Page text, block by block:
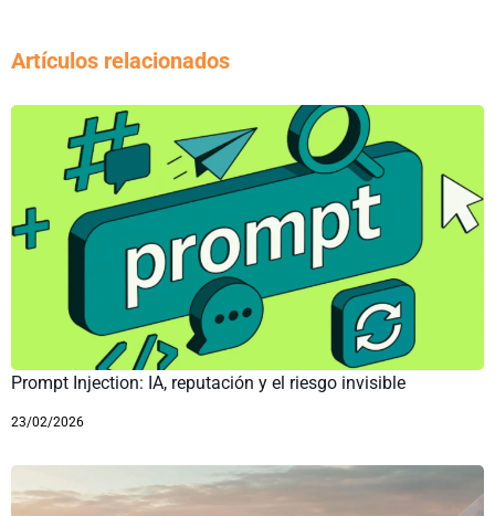
Artículos relacionados
Prompt Injection: IA, reputación y el riesgo invisible
23/02/2026